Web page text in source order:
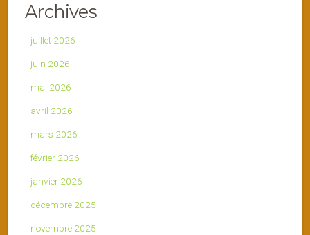
Archives
juillet 2026
juin 2026
mai 2026
avril 2026
mars 2026
février 2026
janvier 2026
décembre 2025
novembre 2025